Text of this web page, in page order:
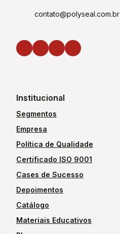
contato@polyseal.com.br
Institucional
Segmentos
Empresa
Política de Qualidade
Certificado ISO 9001
Cases de Sucesso
Depoimentos
Catálogo
Materiais Educativos